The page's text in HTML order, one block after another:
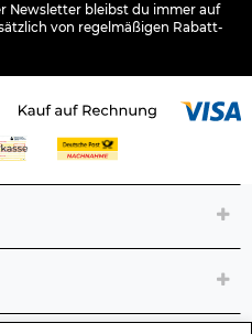
Newsletter bleibst du immer auf
von regelmäßigen Rabatt-